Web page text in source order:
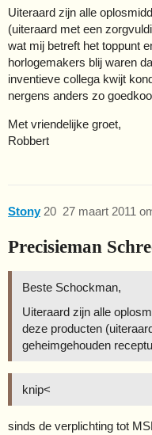
Uiteraard zijn alle
(uiteraard met een
wat mij betreft het toppunt
horlogemakers blij waren
inventieve collega kwijt
nergens anders zo
Met vriendelijke groet,
Robbert
Stony 27 maart 2011
20
Precisieman
Beste Schockman,
Uiteraard zijn alle
deze producten
geheimgehouden
knip<
sinds de verplichting tot